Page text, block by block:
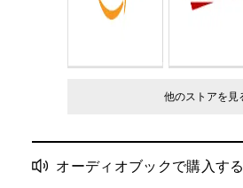
他のストア
オーディオブックで購入する